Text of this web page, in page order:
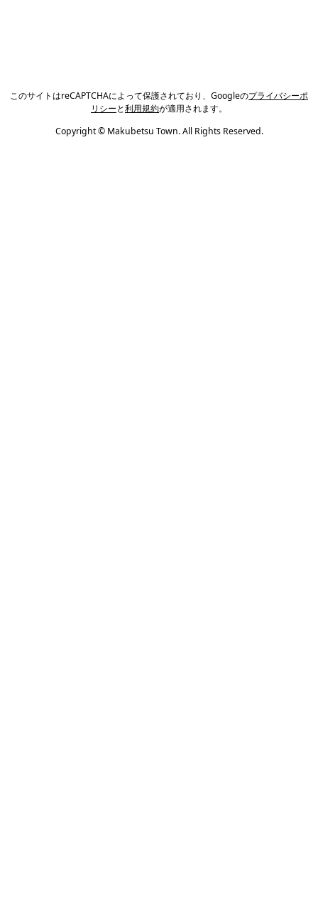
このサイトはreCAPTCHAによって保護されており、Googleのプライバシーポ
リシーと利用規約が適用されます。
Copyright © Makubetsu Town. All Rights Reserved.